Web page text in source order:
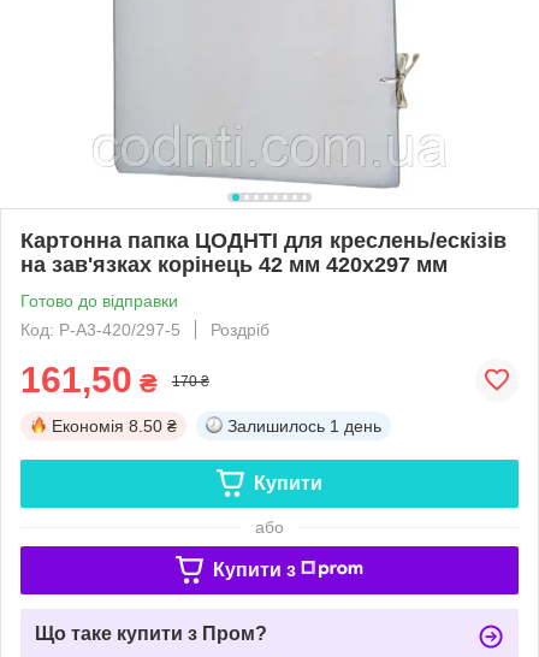
Картонна папка ЦОДНТІ для креслень/ескізів
на зав'язках корінець 42 мм 420х297 мм
Готово до відправки
Код: P-А3-420/297-5
Роздріб
161,50 ₴ 170 ₴
Економія 8.50 ₴ Залишилось 1 день
Купити
або
Купити з
Що таке купити з Пром?